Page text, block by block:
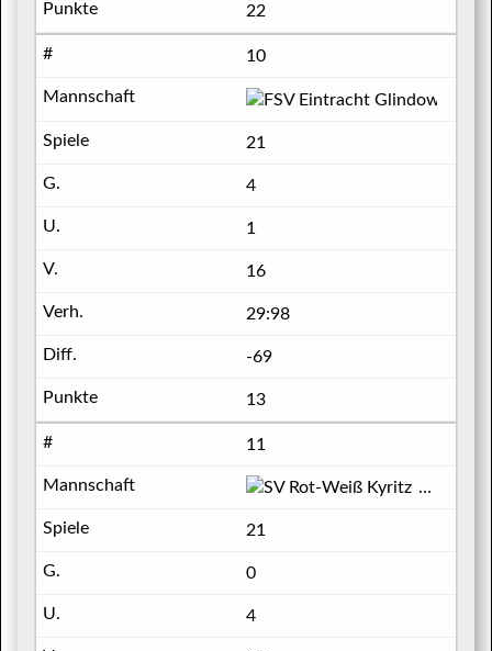
22
10
FSV
21
4
1
16
29:98
-69
13
11
SV Rot-
21
0
4